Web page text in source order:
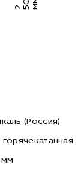
2 5 0
м м
(Россия)
горячекатанная